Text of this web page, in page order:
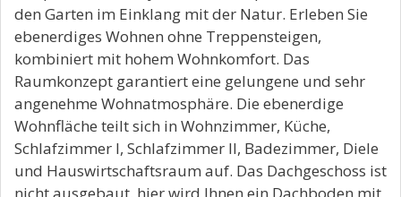
den Garten im Einklang mit der Natur. Erleben Sie
ebenerdiges Wohnen ohne Treppensteigen,
kombiniert mit hohem Wohnkomfort. Das
Raumkonzept garantiert eine gelungene und sehr
angenehme Wohnatmosphäre. Die ebenerdige
Wohnfläche teilt sich in Wohnzimmer, Küche,
Schlafzimmer I, Schlafzimmer II, Badezimmer, Diele
und Hauswirtschaftsraum auf. Das Dachgeschoss ist
nicht ausgebaut, hier wird Ihnen ein Dachboden mit